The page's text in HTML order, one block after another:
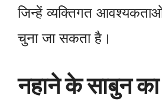
जिन्हें व्यक्तिगत
चुना जा सकता है।
नहाने के साबुन